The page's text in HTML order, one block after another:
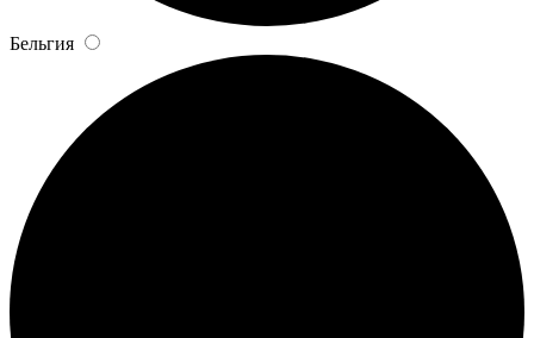
Бельгия